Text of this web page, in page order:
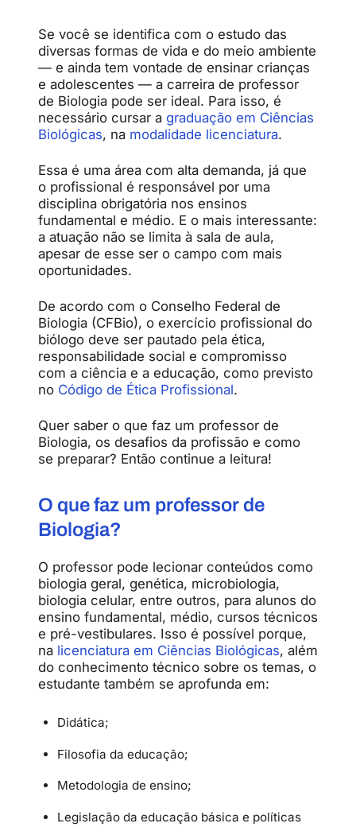
Se você se identifica com o estudo das
diversas formas de vida e do meio ambiente
— e ainda tem vontade de ensinar crianças
e adolescentes — a carreira de professor
de Biologia pode ser ideal. Para isso, é
necessário cursar a graduação em Ciências
Biológicas, na modalidade licenciatura.
Essa é uma área com alta demanda, já que
o profissional é responsável por uma
disciplina obrigatória nos ensinos
fundamental e médio. E o mais interessante:
a atuação não se limita à sala de aula,
apesar de esse ser o campo com mais
oportunidades.
De acordo com o Conselho Federal de
Biologia (CFBio), o exercício profissional do
biólogo deve ser pautado pela ética,
responsabilidade social e compromisso
com a ciência e a educação, como previsto
no Código de Ética Profissional.
Quer saber o que faz um professor de
Biologia, os desafios da profissão e como
se preparar? Então continue a leitura!
O quefaz um professor de
Biologia?
O professor pode lecionar conteúdos como
biologia geral, genética, microbiologia,
biologia celular, entre outros, para alunos do
ensino fundamental, médio, cursos técnicos
e pré-vestibulares. Isso é possível porque,
na licenciatura em Ciências Biológicas, além
do conhecimento técnico sobre os temas, o
estudante também se aprofunda em:
Didática;
Filosofia da educação;
Metodologia de ensino;
Legislação da educação básica e políticas